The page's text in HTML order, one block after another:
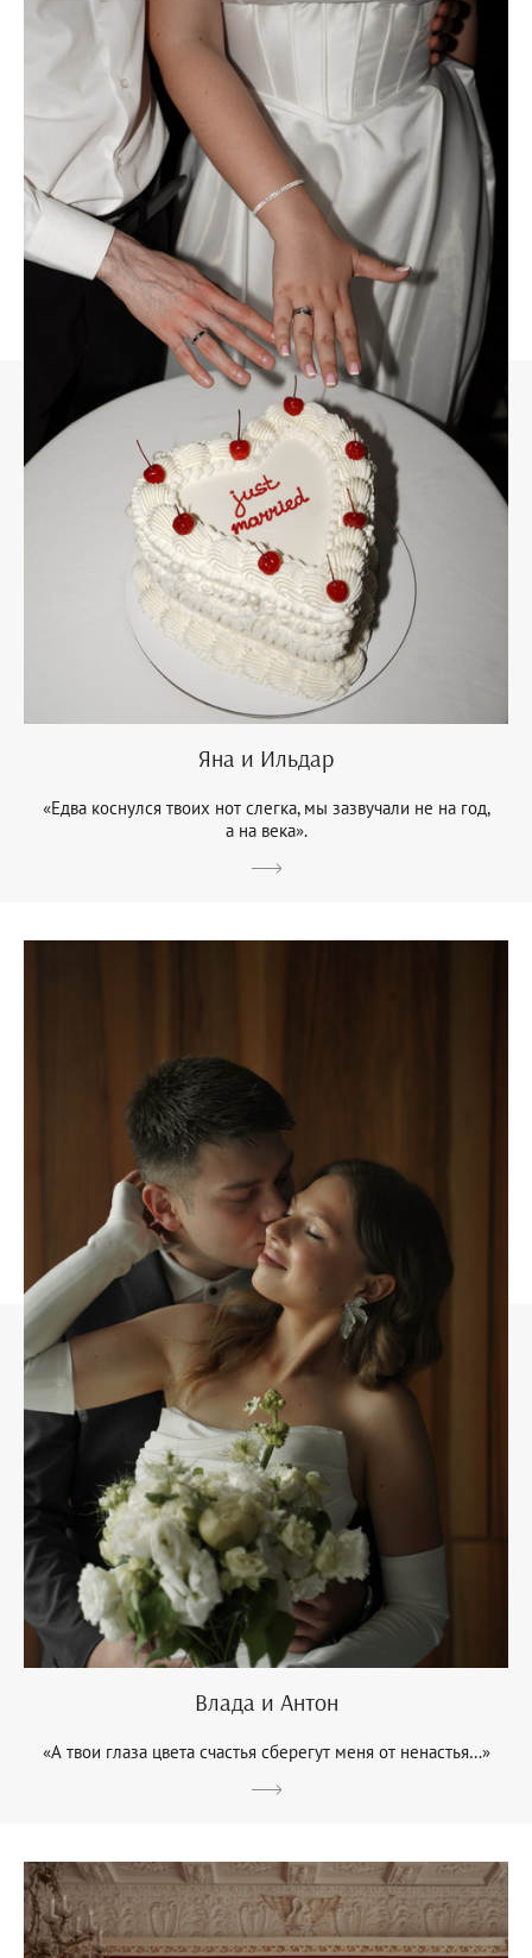
Яна и Ильдар
«Едва коснулся твоих нот слегка, мы зазвучали не на год,
а на века».
Влада и Антон
«А твои глаза цвета счастья сберегут меня от ненастья…»